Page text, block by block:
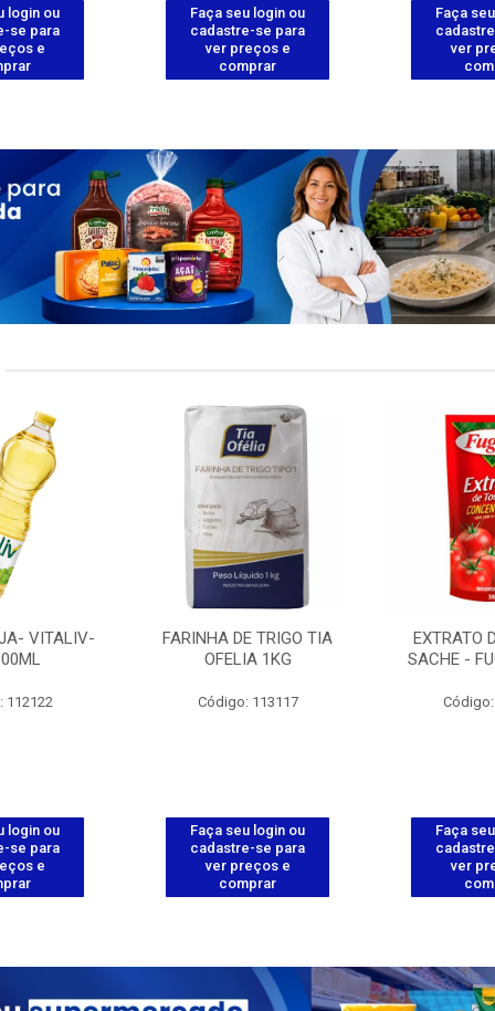
login ou
se para
e
Faça seu login ou
cadastre-se para
ver preços e
comprar
Faça
ver
VITALIV-
112122
login ou
se para
e
FARINHA DE TRIGO TIA
OFELIA 1KG
Código: 113117
Faça seu login ou
cadastre-se para
ver preços e
comprar
EXTRATO
SACHE -
Faça
ver